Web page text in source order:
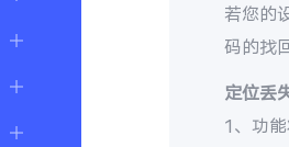
若您的
码的找
定位丢
1、功